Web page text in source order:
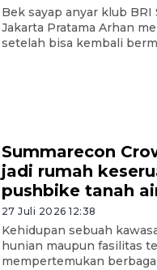
Bek sayap anyar klub BRI
Jakarta Pratama Arhan
setelah bisa kembali
Summarecon
jadi rumah
pushbike tanah
27 Juli 2026 12:38
Kehidupan sebuah
hunian maupun fasilitas
mempertemukan
sampai
1 Juni 2026